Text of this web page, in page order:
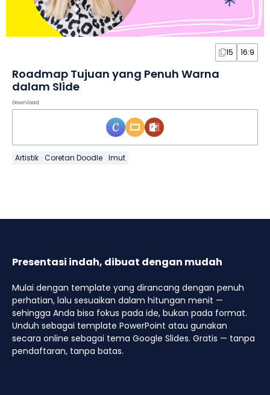
15 16:9
Roadmap Tujuan yang Penuh Warna
dalam Slide
Download
Artistik Coretan Doodle Imut
Presentasi indah, dibuat dengan mudah
Mulai dengan template yang dirancang dengan penuh
perhatian, lalu sesuaikan dalam hitungan menit —
sehingga Anda bisa fokus pada ide, bukan pada format.
Unduh sebagai template PowerPoint atau gunakan
secara online sebagai tema Google Slides. Gratis — tanpa
pendaftaran, tanpa batas.